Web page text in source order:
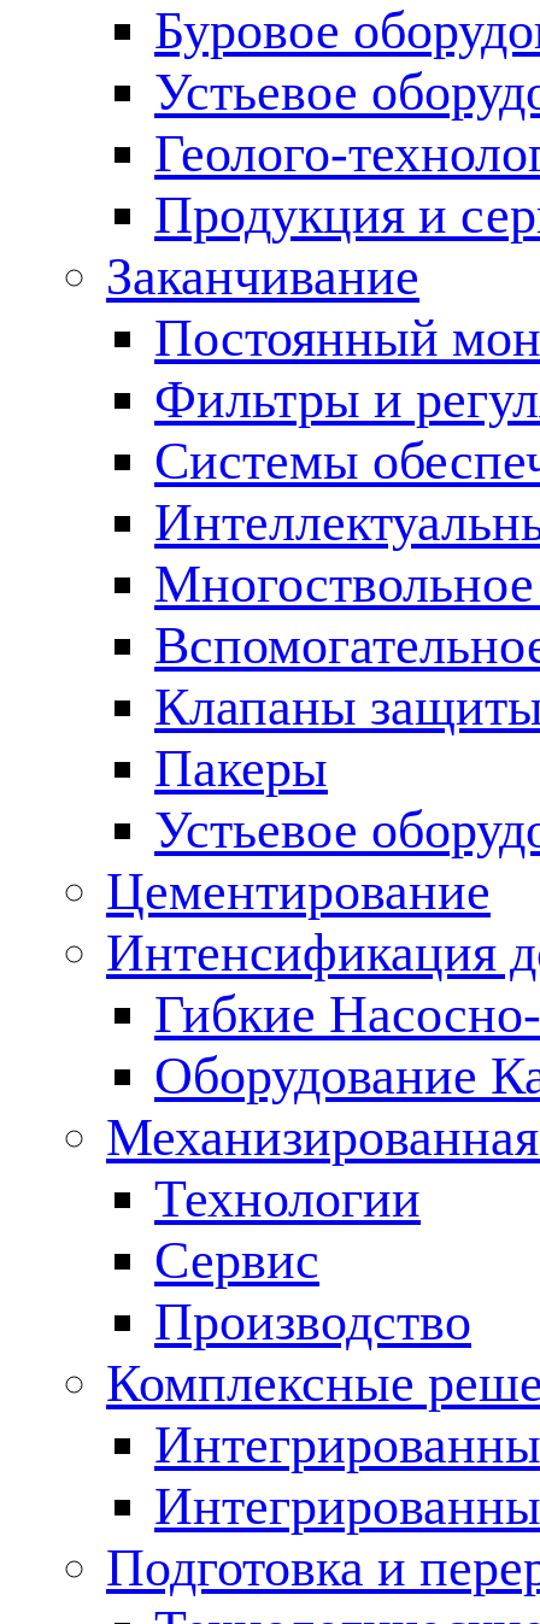
Буровое
Устьевое
Геолого-
Продукция и
Заканчивание
Постоянный
Фильтры и
Cистемы
Клапаны
Пакеры
Устьевое
Цементирование
Интенсификация
Гибкие
Оборудование
Технологии
Сервис
Производство
Комплексные
Подготовка и